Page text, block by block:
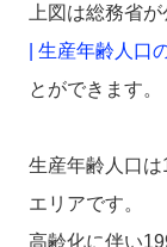
上図は総務省
| 生産年齢人口
とができます。
生産年齢人口
エリアです。
高齢化に伴い